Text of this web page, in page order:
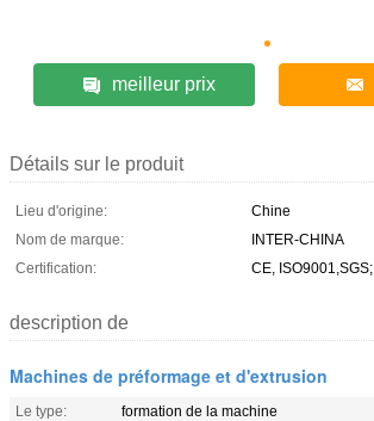
meilleur prix
Détails sur le produit
Lieu d'origine:
Chine
Nom de marque:
INTER-CHINA
Certification:
CE, ISO9001,SGS;
description de
Machines de préformage et d'extrusion
Le type:
formation de la machine